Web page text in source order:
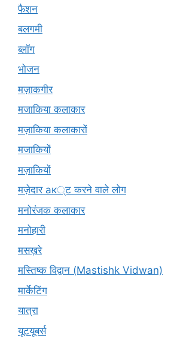
फैशन
बलगमी
ब्लॉग
भोजन
मज़ाकगीर
मजाकिया कलाकार
मज़ाकिया कलाकारों
मजाकियों
मज़ाकियों
मज़ेदार ак्ट करने वाले लोग
मनोरंजक कलाकार
मनोहारी
मसख़रे
मस्तिष्क विद्वान (Mastishk Vidwan)
मार्केटिंग
यात्रा
यूटयूबर्स